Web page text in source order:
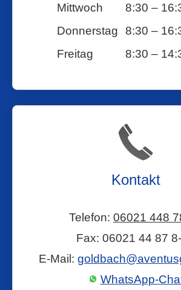
Mittwoch
8:30 –
Donnerstag
8:30 –
Freitag
8:30 –
Kontakt
Telefon: 06021 448
Fax: 06021 44 87
E-Mail:
WhatsApp-